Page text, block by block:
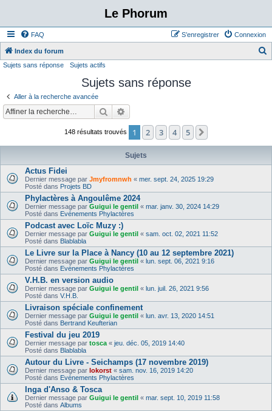
Le Phorum
FAQ Connexion
S’enregistrer
Index du forum
e
Sujets sans réponse Sujets actifs
Sujets sans réponse
Aller à la recherche avancée
Rechercher
148 résultats trouvés 1 2 3 4 5
Sujets
Actus Fidei
Dernier message par Jmyfromnwh « mer. sept. 24, 2025 19:29
Posté dans Projets BD
Phylactères à Angoulême 2024
Dernier message par Guigui le gentil « mar. janv. 30, 2024 14:29
Posté dans Evénements Phylactères
Podcast avec Loïc Muzy :)
Dernier message par Guigui le gentil « sam. oct. 02, 2021 11:52
Posté dans Blablabla
Le Livre sur la Place à Nancy (10 au 12 septembre 2021)
Dernier message par Guigui le gentil « lun. sept. 06, 2021 9:16
Posté dans Evénements Phylactères
V.H.B. en version audio
Dernier message par Guigui le gentil « lun. juil. 26, 2021 9:56
Posté dans V.H.B.
Livraison spéciale confinement
Dernier message par Guigui le gentil « lun. avr. 13, 2020 14:51
Posté dans Bertrand Keufterian
Festival du jeu 2019
Dernier message par tosca « jeu. déc. 05, 2019 14:40
Posté dans Blablabla
Autour du Livre - Seichamps (17 novembre 2019)
Dernier message par lokorst « sam. nov. 16, 2019 14:20
Posté dans Evénements Phylactères
Inga d'Anso & Tosca
Dernier message par Guigui le gentil « mar. sept. 10, 2019 11:58
Posté dans Albums